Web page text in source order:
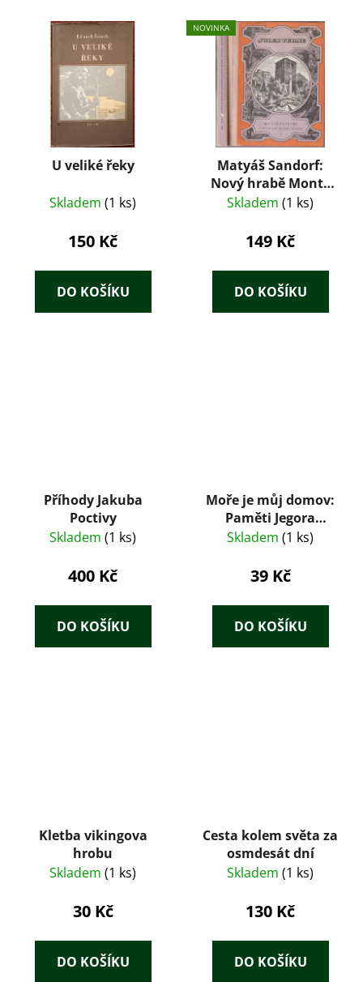
U veliké řeky
Skladem (1 ks)
150 Kč
DO KOŠÍKU
NOVINKA
Matyáš Sandorf:
Nový hrabě Monte
Christo I + II – Jules
Skladem (1 ks)
149 Kč
DO KOŠÍKU
Příhody Jakuba
Poctivy
Skladem (1 ks)
400 Kč
DO KOŠÍKU
Moře je můj domov:
Paměti Jegora
Kasatkina – Igor
Skladem (1 ks)
39 Kč
DO KOŠÍKU
Kletba vikingova
hrobu
Skladem (1 ks)
30 Kč
DO KOŠÍKU
Cesta kolem světa za
osmdesát dní
Skladem (1 ks)
130 Kč
DO KOŠÍKU